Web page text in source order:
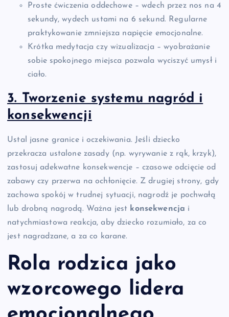
Proste ćwiczenia oddechowe – wdech przez nos na 4
sekundy, wydech ustami na 6 sekund. Regularne
praktykowanie zmniejsza napięcie emocjonalne.
Krótka medytacja czy wizualizacja – wyobrażanie
sobie spokojnego miejsca pozwala wyciszyć umysł i
ciało.
3. Tworzenie systemu nagród i
konsekwencji
Ustal jasne granice i oczekiwania. Jeśli dziecko
przekracza ustalone zasady (np. wyrywanie z rąk, krzyk),
zastosuj adekwatne konsekwencje – czasowe odcięcie od
zabawy czy przerwa na ochłonięcie. Z drugiej strony, gdy
zachowa spokój w trudnej sytuacji, nagrodź je pochwałą
lub drobną nagrodą. Ważna jest konsekwencja i
natychmiastowa reakcja, aby dziecko rozumiało, za co
jest nagradzane, a za co karane.
Rola rodzica jako
wzorcowego lidera